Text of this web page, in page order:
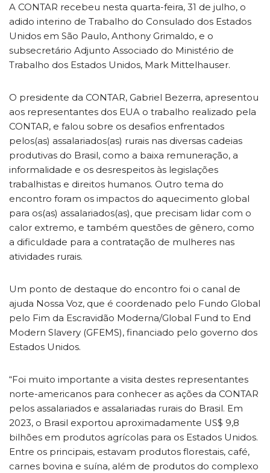
A CONTAR recebeu nesta quarta-feira, 31 de julho, o
adido interino de Trabalho do Consulado dos Estados
Unidos em São Paulo, Anthony Grimaldo, e o
subsecretário Adjunto Associado do Ministério de
Trabalho dos Estados Unidos, Mark Mittelhauser.
O presidente da CONTAR, Gabriel Bezerra, apresentou
aos representantes dos EUA o trabalho realizado pela
CONTAR, e falou sobre os desafios enfrentados
pelos(as) assalariados(as) rurais nas diversas cadeias
produtivas do Brasil, como a baixa remuneração, a
informalidade e os desrespeitos às legislações
trabalhistas e direitos humanos. Outro tema do
encontro foram os impactos do aquecimento global
para os(as) assalariados(as), que precisam lidar com o
calor extremo, e também questões de gênero, como
a dificuldade para a contratação de mulheres nas
atividades rurais.
Um ponto de destaque do encontro foi o canal de
ajuda Nossa Voz, que é coordenado pelo Fundo Global
pelo Fim da Escravidão Moderna/Global Fund to End
Modern Slavery (GFEMS), financiado pelo governo dos
Estados Unidos.
“Foi muito importante a visita destes representantes
norte-americanos para conhecer as ações da CONTAR
pelos assalariados e assalariadas rurais do Brasil. Em
2023, o Brasil exportou aproximadamente US$ 9,8
bilhões em produtos agrícolas para os Estados Unidos.
Entre os principais, estavam produtos florestais, café,
carnes bovina e suína, além de produtos do complexo